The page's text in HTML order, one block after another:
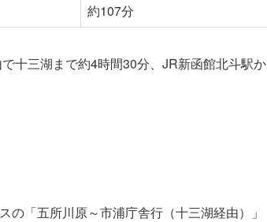
約107分
十三湖まで約4時間30分、JR新函館北斗駅か
「五所川原～市浦庁舎行（十三湖経由）」